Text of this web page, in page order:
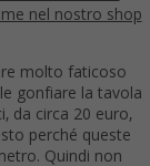
nel nostro shop
molto faticoso
gonfiare la tavola
da circa 20 euro,
perché queste
Quindi non